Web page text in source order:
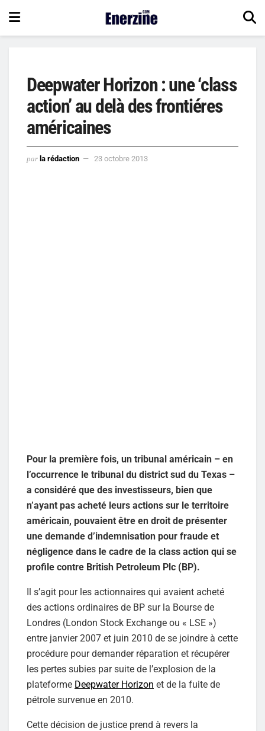
Deepwater Horizon : une ‘class
action’ au delà des frontiéres
américaines
par la rédaction 23 octobre 2013
Pour la première fois, un tribunal américain – en
l’occurrence le tribunal du district sud du Texas –
a considéré que des investisseurs, bien que
n’ayant pas acheté leurs actions sur le territoire
américain, pouvaient être en droit de présenter
une demande d’indemnisation pour fraude et
négligence dans le cadre de la class action qui se
profile contre British Petroleum Plc (BP).
Il s’agit pour les actionnaires qui avaient acheté
des actions ordinaires de BP sur la Bourse de
Londres (London Stock Exchange ou « LSE »)
entre janvier 2007 et juin 2010 de se joindre à cette
procédure pour demander réparation et récupérer
les pertes subies par suite de l’explosion de la
plateforme Deepwater Horizon et de la fuite de
pétrole survenue en 2010.
Cette décision de justice prend à revers la